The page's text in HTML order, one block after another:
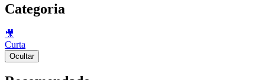
Categoria
🎥
Curta
Ocultar